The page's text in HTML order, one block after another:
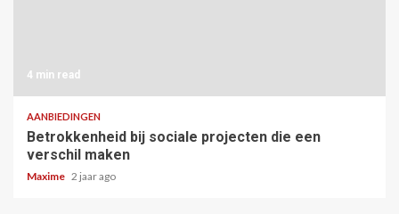
4 min read
AANBIEDINGEN
Betrokkenheid bij sociale projecten die een
verschil maken
Maxime 2 jaar ago